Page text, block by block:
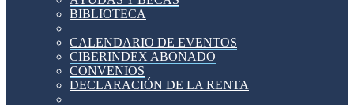
BIBLIOTECA
CALENDARIO DE EVENTOS
CIBERINDEX ABONADO
CONVENIOS
DECLARACIÓN DE LA RENTA